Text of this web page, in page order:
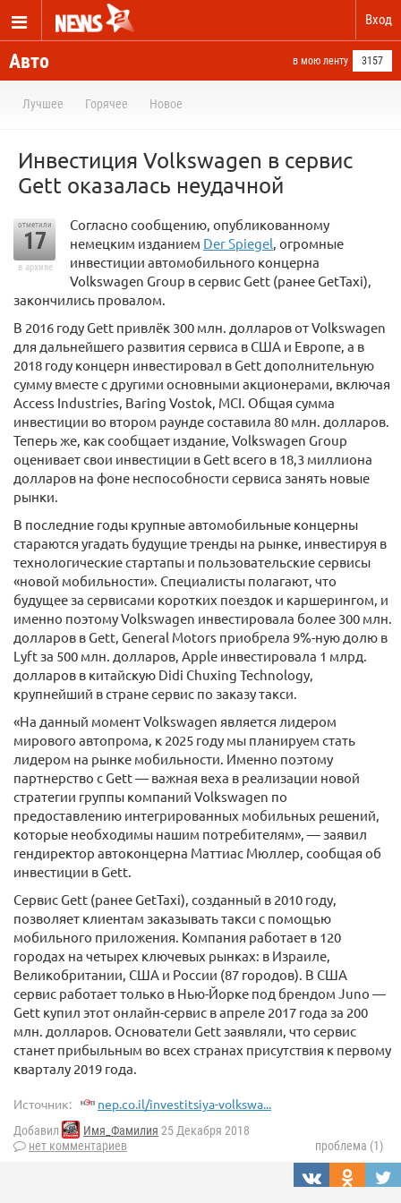
Вход
Авто в мою ленту 3157
Лучшее Горячее Новое
Инвестиция Volkswagen в сервис
Gett оказалась неудачной
отметили
17
в архиве
Согласно сообщению, опубликованному
немецким изданием Der Spiegel, огромные
инвестиции автомобильного концерна
Volkswagen Group в сервис Gett (ранее GetTaxi),
закончились провалом.
В 2016 году Gett привлёк 300 млн. долларов от Volkswagen
для дальнейшего развития сервиса в США и Европе, а в
2018 году концерн инвестировал в Gett дополнительную
сумму вместе с другими основными акционерами, включая
Access Industries, Baring Vostok, MCI. Общая сумма
инвестиции во втором раунде составила 80 млн. долларов.
Теперь же, как сообщает издание, Volkswagen Group
оценивает свои инвестиции в Gett всего в 18,3 миллиона
долларов на фоне неспособности сервиса занять новые
рынки.
В последние годы крупные автомобильные концерны
стараются угадать будущие тренды на рынке, инвестируя в
технологические стартапы и пользовательские сервисы
«новой мобильности». Специалисты полагают, что
будущее за сервисами коротких поездок и каршерингом, и
именно поэтому Volkswagen инвестировала более 300 млн.
долларов в Gett, General Motors приобрела 9%-ную долю в
Lyft за 500 млн. долларов, Apple инвестировала 1 млрд.
долларов в китайскую Didi Chuxing Technology,
крупнейший в стране сервис по заказу такси.
«На данный момент Volkswagen является лидером
мирового автопрома, к 2025 году мы планируем стать
лидером на рынке мобильности. Именно поэтому
партнерство с Gett — важная веха в реализации новой
стратегии группы компаний Volkswagen по
предоставлению интегрированных мобильных решений,
которые необходимы нашим потребителям», — заявил
гендиректор автоконцерна Маттиас Мюллер, сообщая об
инвестиции в Gett.
Сервис Gett (ранее GetTaxi), созданный в 2010 году,
позволяет клиентам заказывать такси с помощью
мобильного приложения. Компания работает в 120
городах на четырех ключевых рынках: в Израиле,
Великобритании, США и России (87 городов). В США
сервис работает только в Нью-Йорке под брендом Juno —
Gett купил этот онлайн-сервис в апреле 2017 года за 200
млн. долларов. Основатели Gett заявляли, что сервис
станет прибыльным во всех странах присутствия к первому
кварталу 2019 года.
Источник: nep.co.il/investitsiya-volkswa...
Добавил Имя_Фамилия 25 Декабря 2018
нет комментариев
проблема (1)